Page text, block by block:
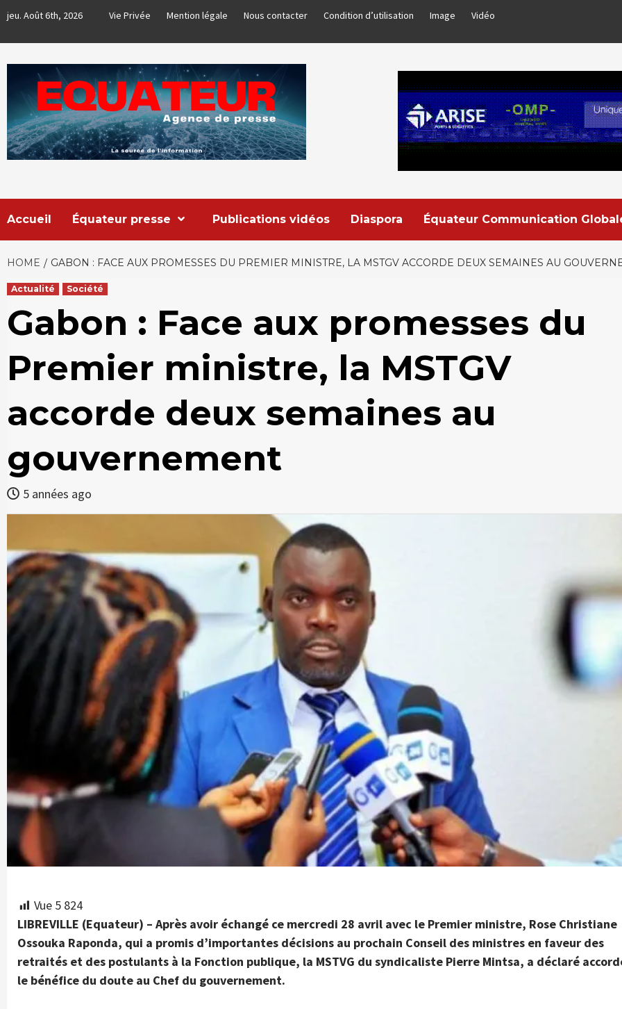
to
content
jeu. Août 6th, 2026 Vie Privée Mention légale Nous contacter Condition d’utilisation Image Vidéo
EQUATEUR
Accueil Équateur presse Publications vidéos Diaspora Équateur Communication
HOME GABON : FACE AUX PROMESSES DU PREMIER MINISTRE, LA MSTGV ACCORDE DEUX SEMAINES AU
Actualité Société
Gabon : Face aux promesses du
Premier ministre, la MSTGV
accorde deux semaines au
gouvernement
5 années ago
Vue 5 824
LIBREVILLE (Equateur) – Après avoir échangé ce mercredi 28 avril avec le Premier ministre, Rose Christiane
Ossouka Raponda, qui a promis d’importantes décisions au prochain Conseil des ministres en faveur des
retraités et des postulants à la Fonction publique, la MSTVG du syndicaliste Pierre Mintsa, a déclaré
le bénéfice du doute au Chef du gouvernement.